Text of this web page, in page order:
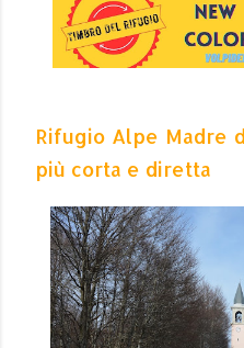
Rifugio Alpe Madre
più corta e diretta